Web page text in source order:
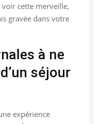
voir cette merveille,
gravée dans votre
à ne
séjour
expérience